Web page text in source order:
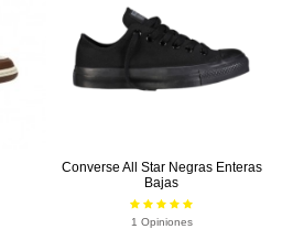
Converse All Star Negras Enteras
Bajas
1 Opiniones